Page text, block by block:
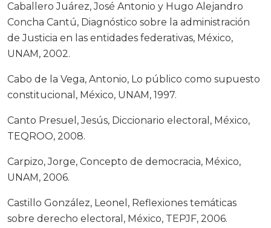
Caballero Juárez, José Antonio y Hugo Alejandro
Concha Cantú, Diagnóstico sobre la administración
de Justicia en las entidades federativas, México,
UNAM, 2002.
Cabo de la Vega, Antonio, Lo público como supuesto
constitucional, México, UNAM, 1997.
Canto Presuel, Jesús, Diccionario electoral, México,
TEQROO, 2008.
Carpizo, Jorge, Concepto de democracia, México,
UNAM, 2006.
Castillo González, Leonel, Reflexiones temáticas
sobre derecho electoral, México, TEPJF, 2006.